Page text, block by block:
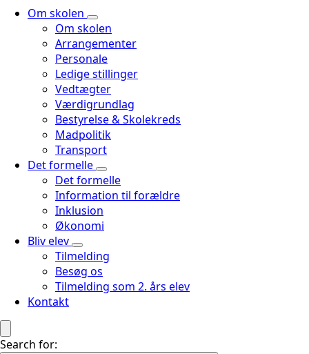
Om skolen
Om skolen
Arrangementer
Personale
Ledige stillinger
Vedtægter
Værdigrundlag
Bestyrelse & Skolekreds
Madpolitik
Transport
Det formelle
Det formelle
Information til forældre
Inklusion
Økonomi
Bliv elev
Tilmelding
Besøg os
Tilmelding som 2. års elev
Kontakt
Search for: